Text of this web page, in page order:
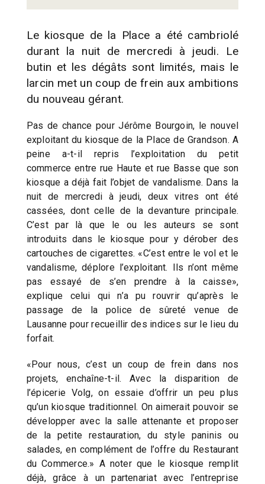
Le kiosque de la Place a été cambriolé
durant la nuit de mercredi à jeudi. Le
butin et les dégâts sont limités, mais le
larcin met un coup de frein aux ambitions
du nouveau gérant.
Pas de chance pour Jérôme Bourgoin, le nouvel
exploitant du kiosque de la Place de Grandson. A
peine a-t-il repris l’exploitation du petit
commerce entre rue Haute et rue Basse que son
kiosque a déjà fait l’objet de vandalisme. Dans la
nuit de mercredi à jeudi, deux vitres ont été
cassées, dont celle de la devanture principale.
C’est par là que le ou les auteurs se sont
introduits dans le kiosque pour y dérober des
cartouches de cigarettes. «C’est entre le vol et le
vandalisme, déplore l’exploitant. Ils n’ont même
pas essayé de s’en prendre à la caisse»,
explique celui qui n’a pu rouvrir qu’après le
passage de la police de sûreté venue de
Lausanne pour recueillir des indices sur le lieu du
forfait.
«Pour nous, c’est un coup de frein dans nos
projets, enchaîne-t-il. Avec la disparition de
l’épicerie Volg, on essaie d’offrir un peu plus
qu’un kiosque traditionnel. On aimerait pouvoir se
développer avec la salle attenante et proposer
de la petite restauration, du style paninis ou
salades, en complément de l’offre du Restaurant
du Commerce.» A noter que le kiosque remplit
déjà, grâce à un partenariat avec l’entreprise